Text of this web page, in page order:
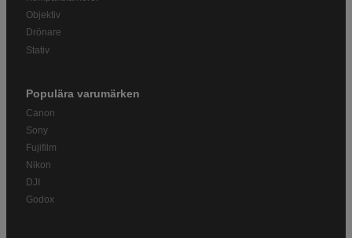
Objektiv
Drönare
Stativ
Populära varumärken
Canon
Sony
Fujifilm
Nikon
DJI
Godox